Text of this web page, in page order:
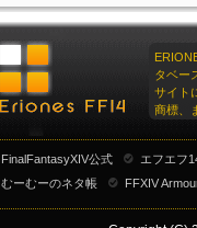
タベー
サイト
商標、
FinalFantasyXIV公式 エフエフ
むーむーのネタ帳
FFXIV